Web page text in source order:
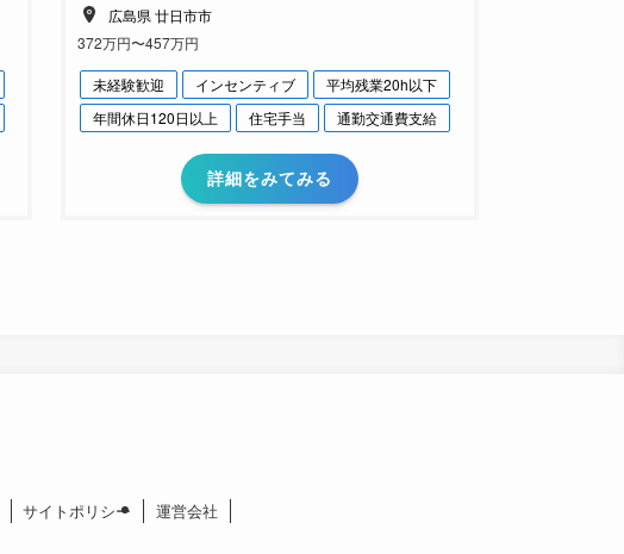
広島県 廿日市市
372万円〜457万円
未経験歓迎 インセンティブ
平均残業20h以下
年間休日120日以上
住宅手当 通勤交通費支給
詳細をみてみる
サイトポリシー 運営会社